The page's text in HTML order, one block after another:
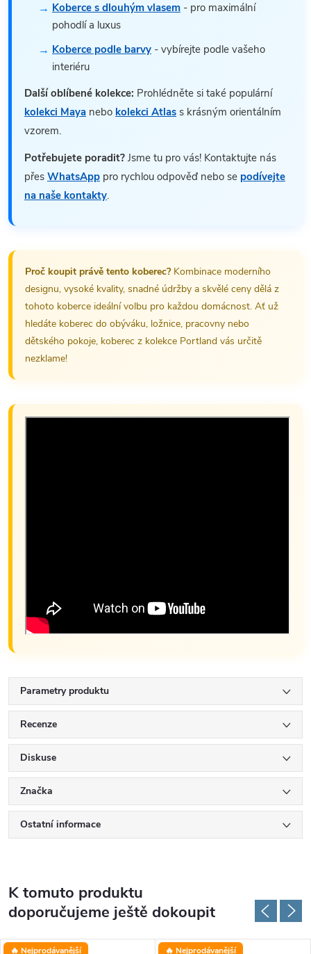
Koberce s dlouhým vlasem - pro maximální
pohodlí a luxus
Koberce podle barvy - vybírejte podle vašeho
interiéru
Další oblíbené kolekce: Prohlédněte si také populární
kolekci Maya nebo kolekci Atlas s krásným orientálním
vzorem.
Potřebujete poradit? Jsme tu pro vás! Kontaktujte nás
přes WhatsApp pro rychlou odpověď nebo se podívejte
na naše kontakty.
Proč koupit právě tento koberec?Kombinace moderního
designu, vysoké kvality, snadné údržby a skvělé ceny dělá z
tohoto koberce ideální volbu pro každou domácnost. Ať už
hledáte koberec do obýváku, ložnice, pracovny nebo
dětského pokoje, koberec z kolekce Portland vás určitě
nezklame!
Parametry produktu
Recenze
Diskuse
Značka
Ostatní informace
K tomuto produktu
doporučujeme ještě dokoupit
🔥 Nejprodávanější 🔥 Nejprodávanější